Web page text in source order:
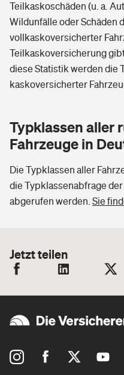
Teilkaskoschäden (u. a.
Wildunfälle oder Schäden
vollkaskoversicherter
Teilkaskoversicherung
diese Statistik werden die
kaskoversicherter
Typklassen aller
Fahrzeuge in
Die Typklassen aller
die Typklassenabfrage
abgerufen werden. Sie
Jetzt teilen